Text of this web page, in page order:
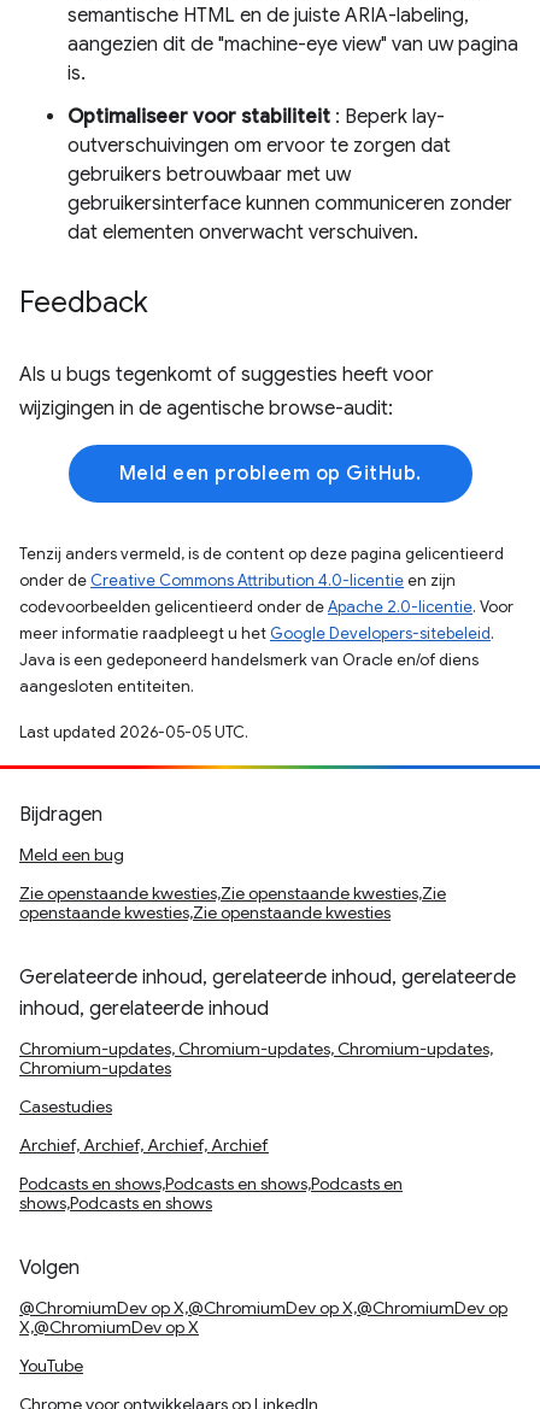
semantische HTML en de juiste ARIA-labeling,
aangezien dit de "machine-eye view" van uw pagina
is.
Optimaliseer voor stabiliteit : Beperk lay-
outverschuivingen om ervoor te zorgen dat
gebruikers betrouwbaar met uw
gebruikersinterface kunnen communiceren zonder
dat elementen onverwacht verschuiven.
Feedback
Als u bugs tegenkomt of suggesties heeft voor
wijzigingen in de agentische browse-audit:
Meld een probleem op GitHub.
Tenzij anders vermeld, is de content op deze pagina gelicentieerd
onder de Creative Commons Attribution 4.0-licentieen zijn
codevoorbeelden gelicentieerd onder deApache 2.0-licentie. Voor
meer informatie raadpleegt u het Google Developers-sitebeleid.
Java is een gedeponeerd handelsmerk van Oracle en/of diens
aangesloten entiteiten.
Last updated 2026-05-05 UTC.
Bijdragen
Meld een bug
Zie openstaande kwesties,Zie openstaande kwesties,Zie
openstaande kwesties,Zie openstaande kwesties
Gerelateerde inhoud, gerelateerde inhoud, gerelateerde
inhoud, gerelateerde inhoud
Chromium-updates, Chromium-updates, Chromium-updates,
Chromium-updates
Casestudies
Archief, Archief, Archief, Archief
Podcasts en shows,Podcasts en shows,Podcasts en
shows,Podcasts en shows
Volgen
@ChromiumDev op X,@ChromiumDev op X,@ChromiumDev op
X,@ChromiumDev op X
YouTube
Chrome voor ontwikkelaars op LinkedIn